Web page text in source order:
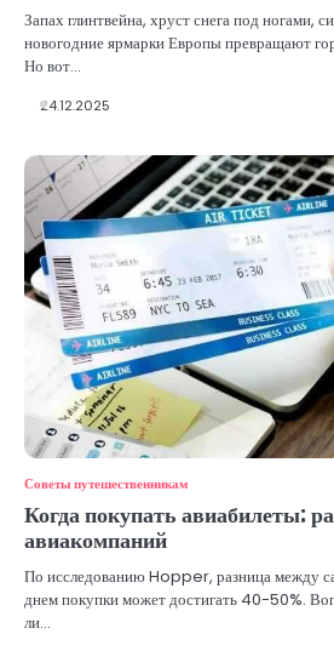
Запах глинтвейна, хруст снега под ногами,
новогодние ярмарки Европы превращают
Но вот…
24.12.2025
Советы путешественникам
Когда покупать авиабилеты:
авиакомпаний
По исследованию Hopper, разница между
днем ​​покупки может достигать 40-50%.
ли…